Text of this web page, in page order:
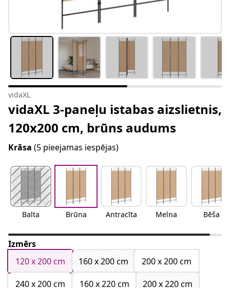
vidaXL
vidaXL 3-paneļu istabas aizslietnis,
120x200 cm, brūns audums
Krāsa (5 pieejamas iespējas)
Balta Brūna Antracīta Melna Bēša
Izmērs
120 x 200 cm
160 x 200 cm
200 x 200 cm
240 x 200 cm
160 x 220 cm
200 x 220 cm